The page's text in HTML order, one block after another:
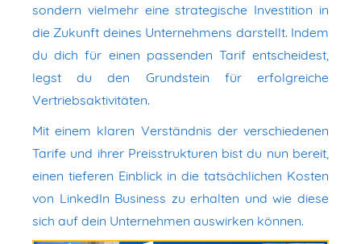
sondern vielmehr eine strategische Investition in
die Zukunft deines Unternehmens darstellt. Indem
du dich für einen passenden Tarif entscheidest,
legst du den Grundstein für erfolgreiche
Vertriebsaktivitäten.
Mit einem klaren Verständnis der verschiedenen
Tarife und ihrer Preisstrukturen bist du nun bereit,
einen tieferen Einblick in die tatsächlichen Kosten
von LinkedIn Business zu erhalten und wie diese
sich auf dein Unternehmen auswirken können.